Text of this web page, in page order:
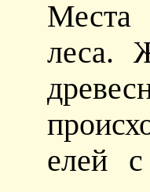
Места
леса.
елей